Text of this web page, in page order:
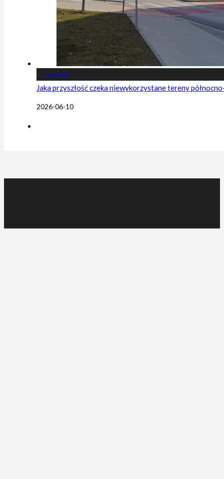
Poradniki
Jaka przyszłość czeka niewykorzystane tereny
2026-06-10